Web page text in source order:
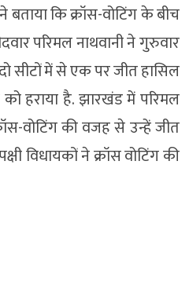
कि क्रॉस-वोटिंग के बीच
परिमल नाथवानी ने गुरुवार
सीटों में से एक पर जीत हासिल
हराया है. झारखंड में परिमल
वोटिंग की वजह से उन्हें जीत
विधायकों ने क्रॉस वोटिंग की